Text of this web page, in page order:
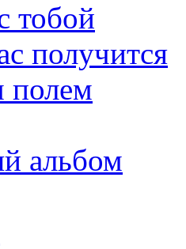
тобой
получится
полем
альбом